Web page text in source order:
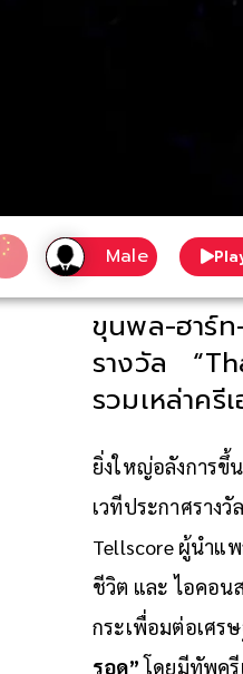
ขุนพล-ฮาร์
รางวัล
รวมเหล่าครี
ยิ่งใหญ่อลังการขึ้
เวทีประกาศราง
Tellscore ผู้นำแ
ชีวิต และ ไอคอน
กระเพื่อมต่อเศร
รอด”โดยมีทัพครี